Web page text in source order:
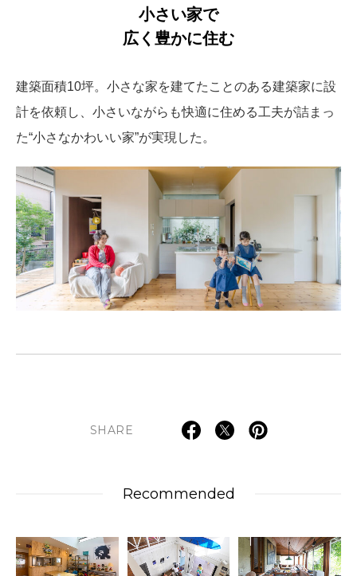
小さい家で
広く豊かに住む
建築面積10坪。小さな家を建てたことのある建築家に設
計を依頼し、小さいながらも快適に住める工夫が詰まっ
た“小さなかわいい家”が実現した。
SHARE
Recommended